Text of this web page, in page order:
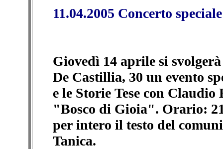
11.04.2005 Concerto
Giovedì 14 aprile si
De Castillia, 30 un evento
e le Storie Tese con
"Bosco di Gioia". Orario:
per intero il testo del
Tanica.